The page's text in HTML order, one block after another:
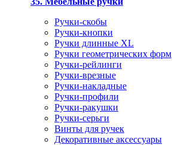
Ручки-скобы
Ручки-кнопки
Ручки длинные XL
Ручки геометрических форм
Ручки-рейлинги
Ручки-врезные
Ручки-накладные
Ручки-профили
Ручки-ракушки
Ручки-серьги
Винты для ручек
Декоративные аксессуары